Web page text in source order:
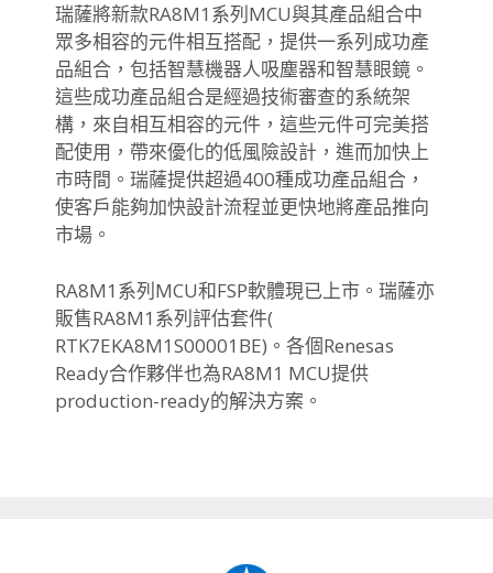
瑞薩將新款RA8M1系列MCU與其產品組合中
眾多相容的元件相互搭配，提供一系列成功產
品組合， 包括智慧機器人吸塵器和智慧眼鏡。
這些成功產品組合是經過技術審查的系統架
構， 來自相互相容的元件，這些元件可完美搭
配使用， 帶來優化的低風險設計，進而加快上
市時間。 瑞薩提供超過400種成功產品組合，
使客戶能夠加快設計流程並更快地將產品推向
市場。
RA8M1系列MCU和FSP軟體現已上市。 瑞薩亦
販售RA8M1系列評估套件(
RTK7EKA8M1S00001BE)。各個Renesas
Ready合作夥伴也為RA8M1 MCU提供
production-ready的解決方案。